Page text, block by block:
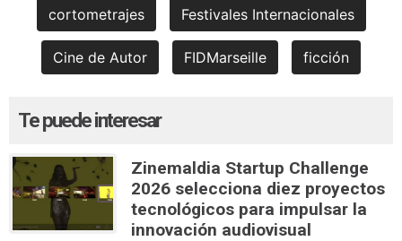
cortometrajes Festivales Internacionales
Cine de Autor FIDMarseille ficción
Te puede interesar
Zinemaldia Startup Challenge
2026 selecciona diez proyectos
tecnológicos para impulsar la
innovación audiovisual